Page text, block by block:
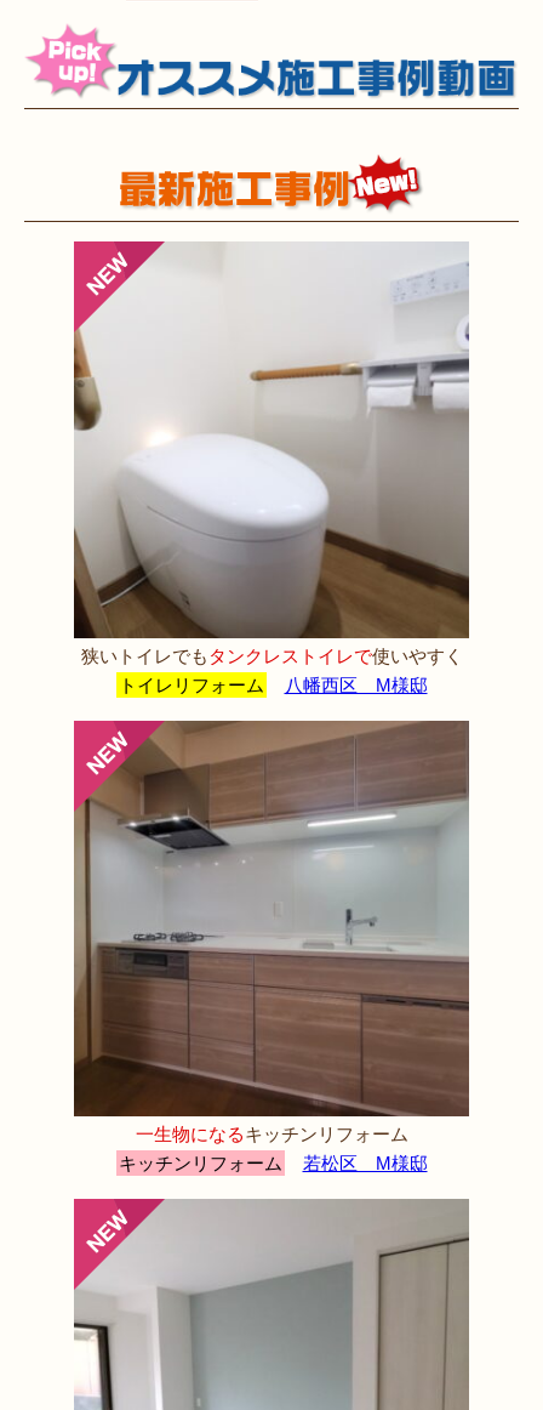
狭いトイレでも タンクレストイレで使いやすく
トイレリフォーム
八幡西区 M様邸
一生物になるキッチンリフォーム
キッチンリフォーム
若松区 M様邸